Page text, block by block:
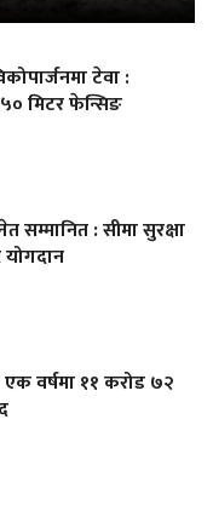
टेवा :
मिटर फेन्सिङ
सम्मानित : सीमा सुरक्षा
योगदान
एक वर्षमा ११ करोड ७२